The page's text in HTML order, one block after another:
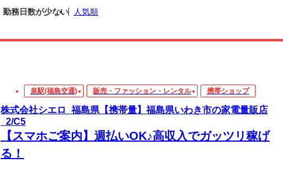
勤務日数が少ない 人気順
泉駅(福島交通) 販売・ファッション・レンタル 携帯ショップ
株式会社シエロ_福島県【携帯量】福島県いわき市の家電量販店
_2/C5
【スマホご案内】週払いOK♪高収入でガッツリ稼げ
る！